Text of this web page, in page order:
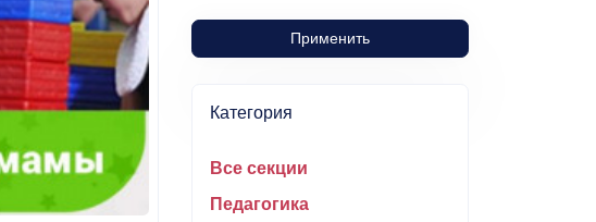
Применить
Категория
Все секции
Педагогика